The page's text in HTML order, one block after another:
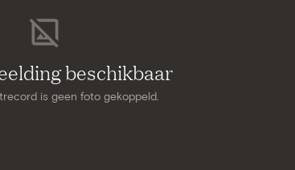
beschikbaar
is geen foto gekoppeld.